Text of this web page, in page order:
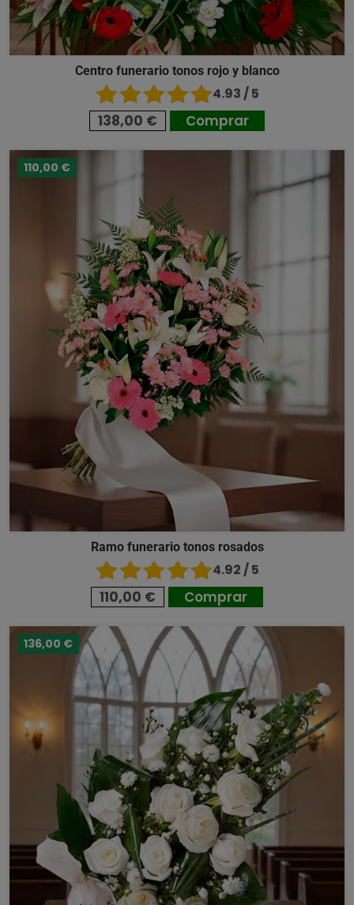
Centro funerario tonos rojo y blanco
4.93 / 5
138,00 € Comprar
110,00 €
Ramo funerario tonos rosados
4.92 / 5
110,00 € Comprar
136,00 €